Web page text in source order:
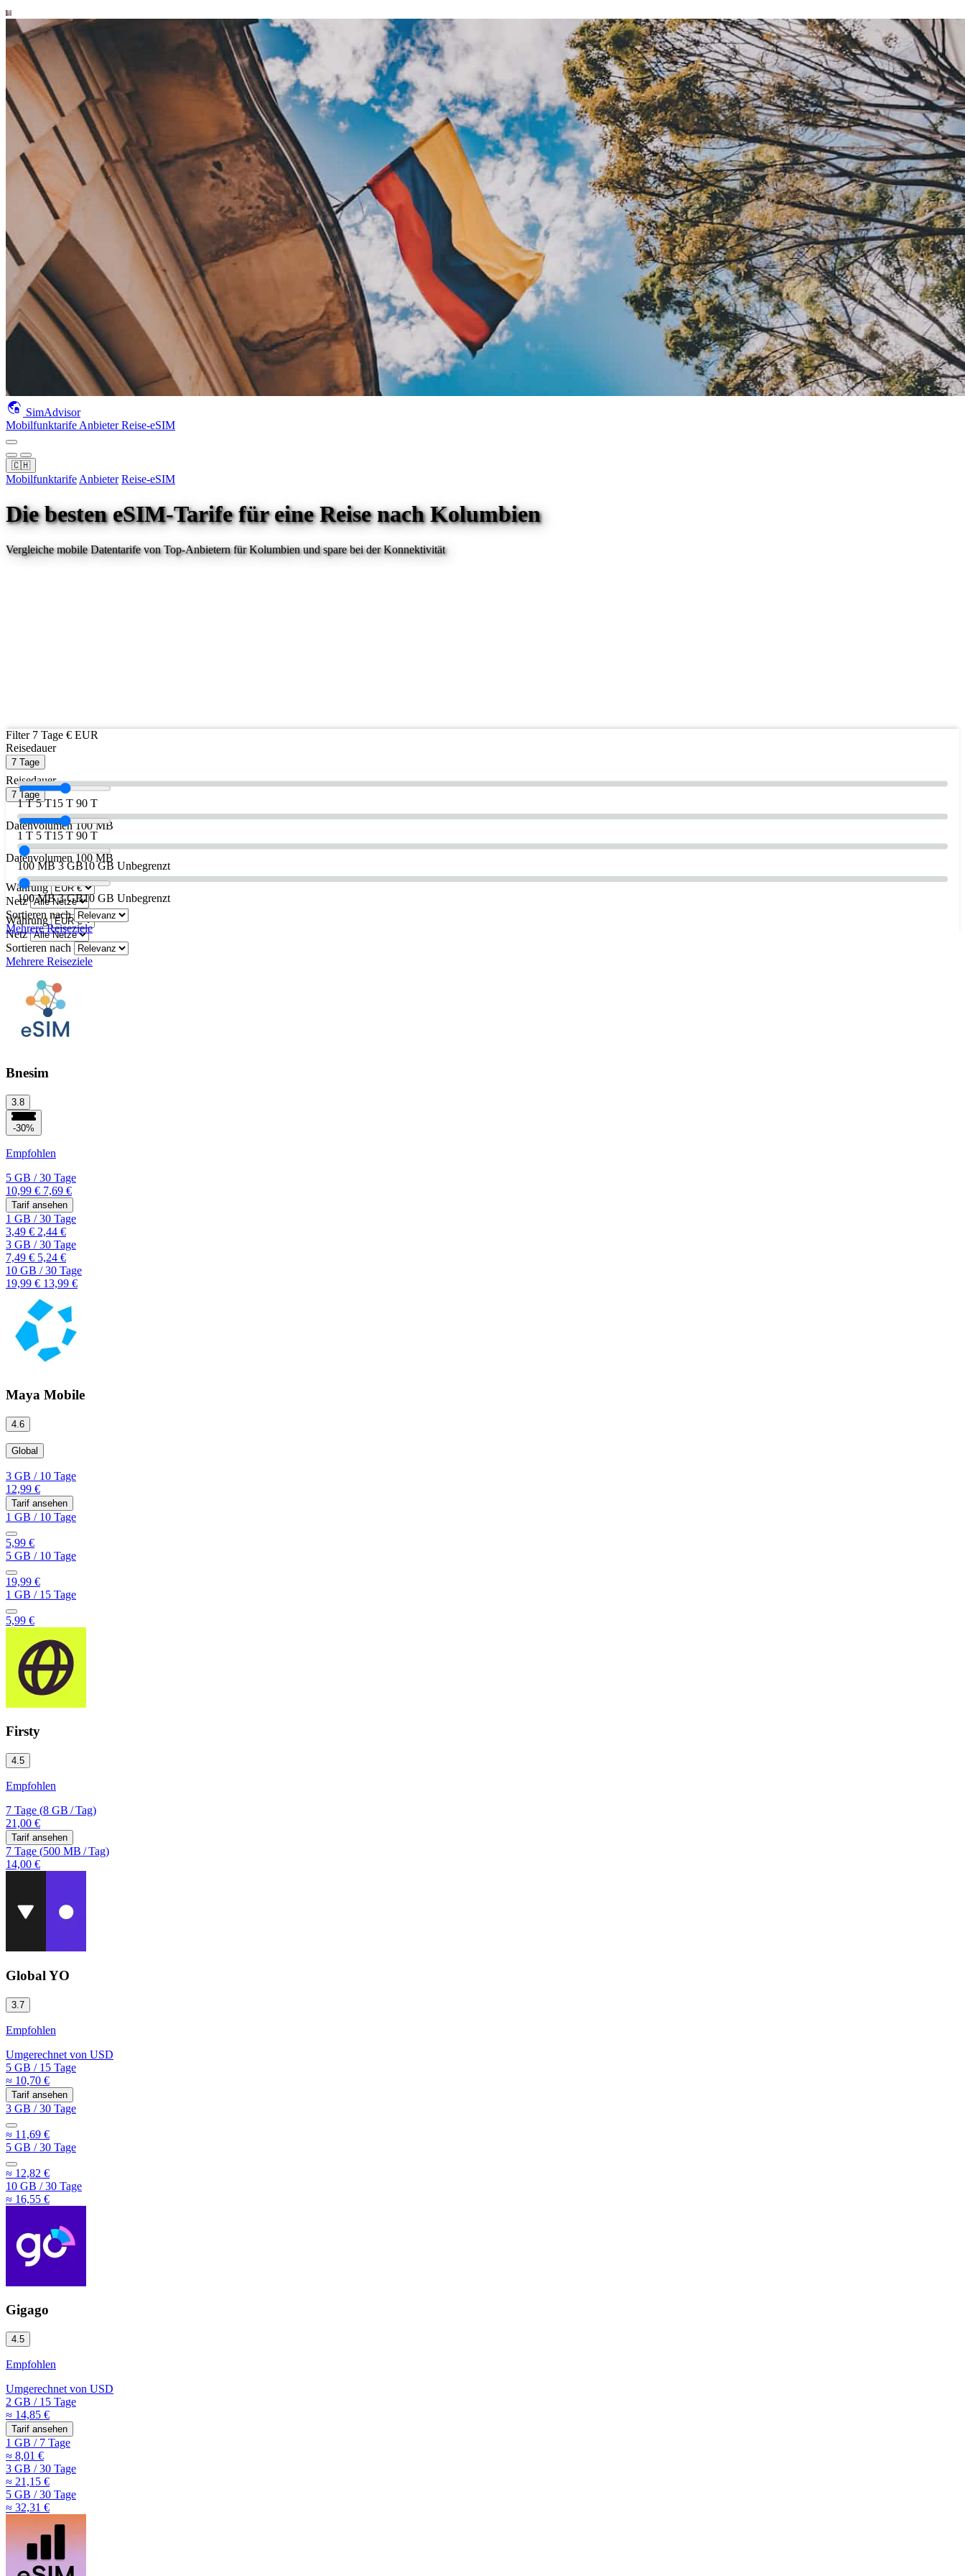
SimAdvisor
Mobilfunktarife AnbieterReise-eSIM
🇨🇭
Mobilfunktarife Anbieter Reise-eSIM
Die besten eSIM-Tarife für eine Reisenach Kolumbien
Vergleiche mobile Datentarife von Top-Anbietern fürKolumbienund spare bei der Konnektivität
Filter 7 Tage € EUR
Reisedauer
7 Tage
1 T 5 T15 T 90 T
Datenvolumen 100 MB
100 MB 3 GB10 GB Unbegrenzt
Währung
Netz
Sortieren nach
Mehrere Reiseziele
Reisedauer
7 Tage
1 T 5 T15 T 90 T
Datenvolumen 100 MB
100 MB 3 GB10 GB Unbegrenzt
Währung
Netz
Sortieren nach
Mehrere Reiseziele
Bnesim
3.8
-30%
Empfohlen
5 GB /30 Tage
10,99 € 7,69 €
Tarif ansehen
1 GB /30 Tage
3,49 € 2,44 €
3 GB /30 Tage
7,49 € 5,24 €
10 GB /30 Tage
19,99 € 13,99 €
Maya Mobile
4.6
Global
3 GB /10 Tage
12,99 €
Tarif ansehen
1 GB /10 Tage
5,99 €
5 GB /10 Tage
19,99 €
1 GB /15 Tage
5,99 €
Firsty
4.5
Empfohlen
7 Tage (8 GB /Tag)
21,00 €
Tarif ansehen
7 Tage (500 MB /Tag)
14,00 €
Global YO
3.7
Empfohlen
Umgerechnet von USD
5 GB /15 Tage
≈ 10,70 €
Tarif ansehen
3 GB /30 Tage
≈ 11,69 €
5 GB /30 Tage
≈ 12,82 €
10 GB /30 Tage
≈ 16,55 €
Gigago
4.5
Empfohlen
Umgerechnet von USD
2 GB /15 Tage
≈ 14,85 €
Tarif ansehen
1 GB /7 Tage
≈ 8,01 €
3 GB /30 Tage
≈ 21,15 €
5 GB /30 Tage
≈ 32,31 €